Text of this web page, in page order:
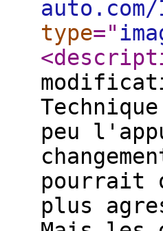
type="
peu
pourrait
plus